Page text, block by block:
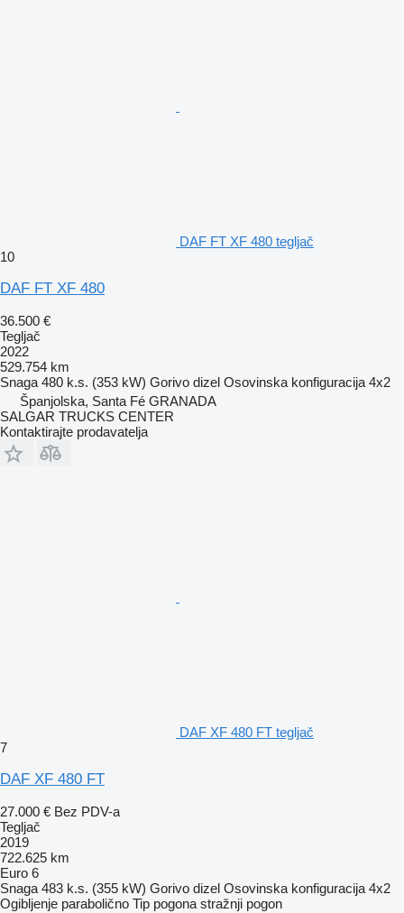
DAF FT XF 480 tegljač
10
DAF FT XF 480
36.500 €
Tegljač
2022
529.754 km
Snaga 480 k.s. (353 kW) Gorivo dizel Osovinska konfiguracija 4x2
Španjolska, Santa Fé GRANADA
SALGAR TRUCKS CENTER
Kontaktirajte prodavatelja
DAF XF 480 FT tegljač
7
DAF XF 480 FT
27.000 € Bez PDV-a
Tegljač
2019
722.625 km
Euro 6
Snaga 483 k.s. (355 kW) Gorivo dizel Osovinska konfiguracija 4x2
Ogibljenje parabolično Tip pogona stražnji pogon